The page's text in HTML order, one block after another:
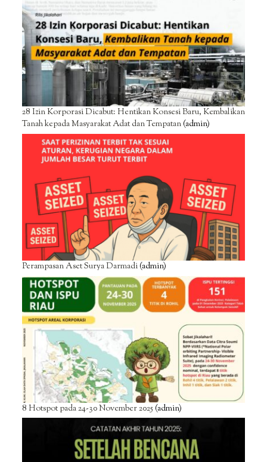
28 Izin Korporasi Dicabut: Hentikan Konsesi Baru, Kembalikan
Tanah kepada Masyarakat Adat dan Tempatan(admin)
Perampasan Aset Surya Darmadi(admin)
8 Hotspot pada 24-30 November 2025(admin)